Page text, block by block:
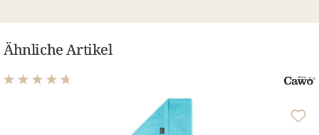
Ähnliche Artikel
Durchschnittliche Bewertung von 4.63 von 5 Sternen